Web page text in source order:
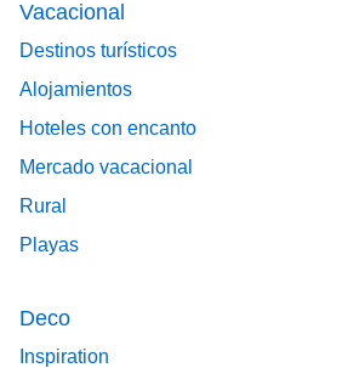
Vacacional
Destinos turísticos
Alojamientos
Hoteles con encanto
Mercado vacacional
Rural
Playas
Deco
Inspiration